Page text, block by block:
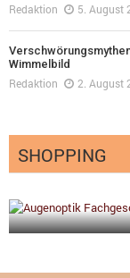
Redaktion 5. August
Wimmelbild
Redaktion 2. August
SHOPPING